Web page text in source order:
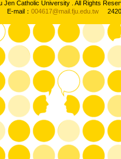
Catholic University . All Rights
E-mail： 004617@mail.fju.edu.tw